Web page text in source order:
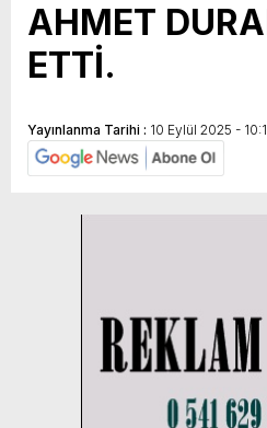
AHMET
ETTİ.
Yayınlanma Tarihi : 10 Eylül 2025 -